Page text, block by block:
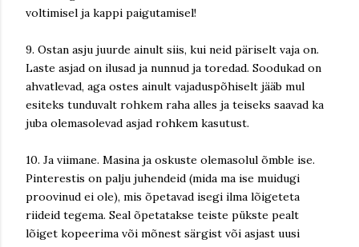
voltimisel ja kappi paigutamisel!
9. Ostan asju juurde ainult siis, kui neid päriselt vaja on.
Laste asjad on ilusad ja nunnud ja toredad. Soodukad on
ahvatlevad, aga ostes ainult vajaduspõhiselt jääb mul
esiteks tunduvalt rohkem raha alles ja teiseks saavad ka
juba olemasolevad asjad rohkem kasutust.
10. Ja viimane. Masina ja oskuste olemasolul õmble ise.
Pinterestis on palju juhendeid (mida ma ise muidugi
proovinud ei ole), mis õpetavad isegi ilma lõigeteta
riideid tegema. Seal õpetatakse teiste pükste pealt
lõiget kopeerima või mõnest särgist või asjast uusi